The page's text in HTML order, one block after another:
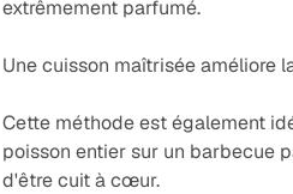
extrêmement parfumé.
Une cuisson maîtrisée améliore
Cette méthode est également
poisson entier sur un barbecue
d'être cuit à cœur.